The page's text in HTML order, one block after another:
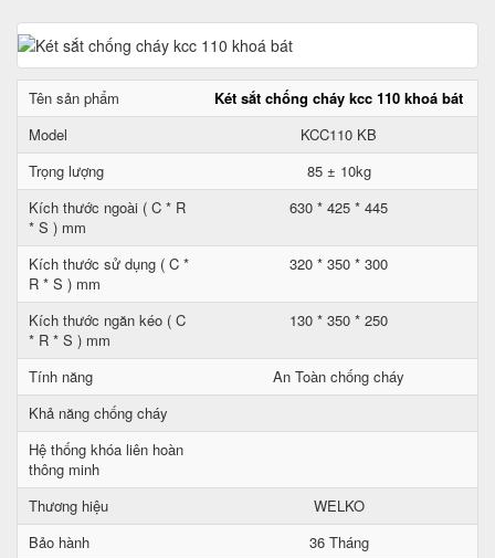
Tên sản phẩm
Két sắt chống cháy kcc 110 khoá bát
Model
KCC110 KB
Trọng lượng
85 ± 10kg
Kích thước ngoài ( C * R
* S ) mm
630 * 425 * 445
Kích thước sử dụng ( C *
R * S ) mm
320 * 350 * 300
Kích thước ngăn kéo ( C
* R * S ) mm
130 * 350 * 250
Tính năng
An Toàn chống cháy
Khả năng chống cháy
Hệ thống khóa liên hoàn
thông minh
Thương hiệu
WELKO
Bảo hành
36 Tháng